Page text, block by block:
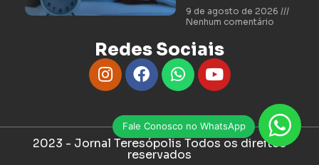
Fale Conosco no WhatsApp
9 de agosto de 2026
Nenhum comentário
Redes Sociais
2023 - Jornal Teresópolis Todos os direitos
reservados